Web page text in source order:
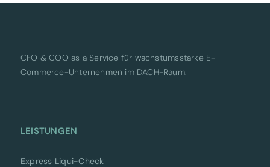
CFO & COO as a Service für wachstumsstarke E-
Commerce-Unternehmen im DACH-Raum.
LEISTUNGEN
Express Liqui-Check